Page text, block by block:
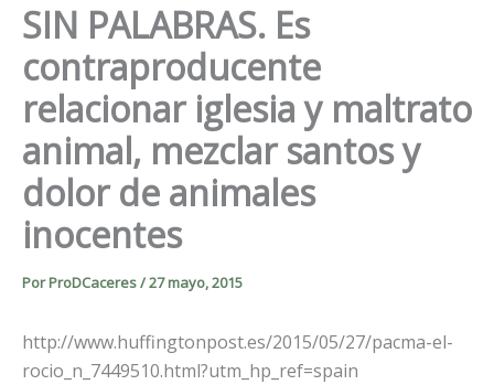
SIN PALABRAS. Es
contraproducente
relacionar iglesia y maltrato
animal, mezclar santos y
dolor de animales
inocentes
PorProDCaceres/27 mayo, 2015
http://www.huffingtonpost.es/2015/05/27/pacma-el-
rocio_n_7449510.html?utm_hp_ref=spain